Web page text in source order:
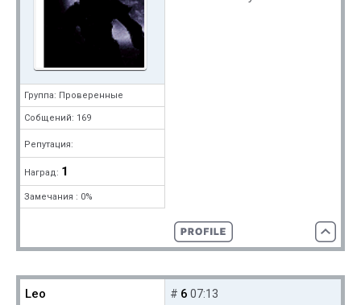
Группа: Проверенные
Собщений: 169
Репутация:
Наград: 1
Замечания : 0%
Leo # 6 07:13